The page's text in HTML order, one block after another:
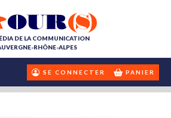
DE LA COMMUNICATION
RHÔNE-ALPES
SE CONNECTER PANIER